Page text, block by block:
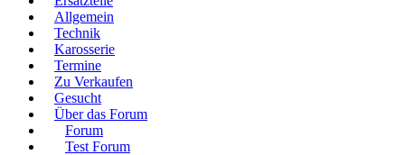
Allgemein
Technik
Karosserie
Termine
Zu Verkaufen
Gesucht
Über das Forum
Forum
Test Forum